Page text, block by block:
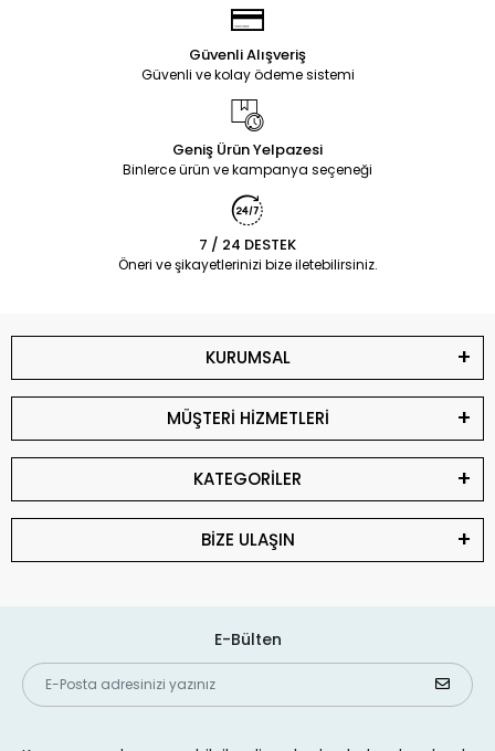
Güvenli Alışveriş
Güvenli ve kolay ödeme sistemi
Geniş Ürün Yelpazesi
Binlerce ürün ve kampanya seçeneği
7 / 24 DESTEK
Öneri ve şikayetlerinizi bize iletebilirsiniz.
KURUMSAL
MÜŞTERİ HİZMETLERİ
KATEGORİLER
BİZE ULAŞIN
E-Bülten